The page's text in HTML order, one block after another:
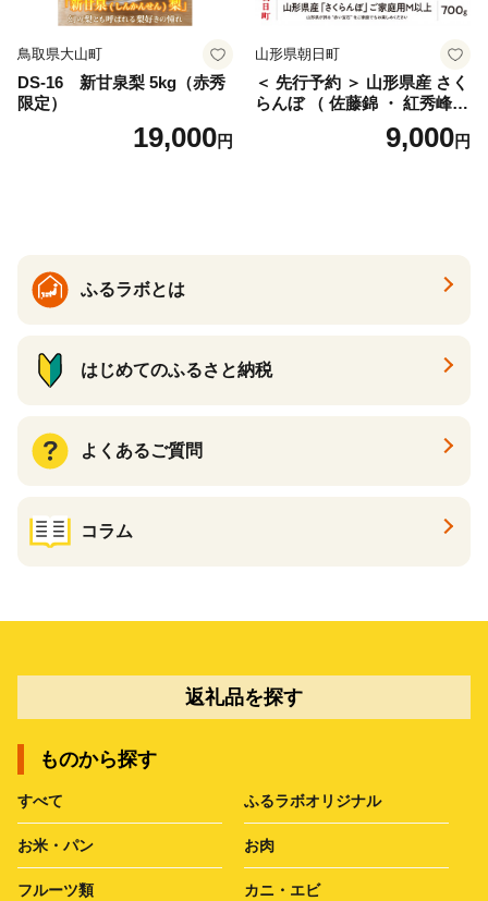
鳥取県大山町
DS-16 新甘泉梨 5kg（赤秀
限定）
19,000円
山形県朝日町
＜ 先行予約 ＞ 山形県産 さく
らんぼ （ 佐藤錦 ・ 紅秀峰
） ご家庭用 M以上 700g 【20
26年6月下旬から7月上旬発
9,000円
ふるラボとは
はじめてのふるさと納税
よくあるご質問
コラム
返礼品を探す
ものから探す
すべて ふるラボオリジナル
お米・パン お肉
フルーツ類 カニ・エビ